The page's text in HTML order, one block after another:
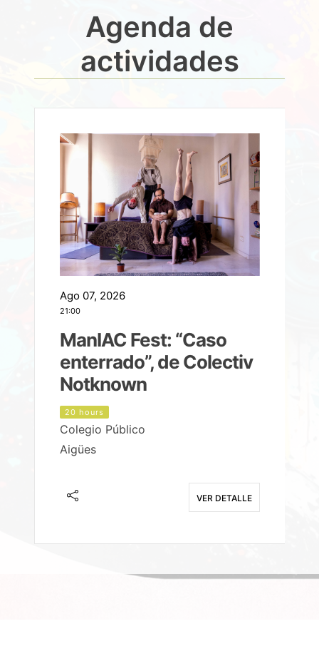
Agenda de
actividades
Ago 07, 2026
21:00
ManIAC Fest: “Caso
enterrado”, de Colectiv
Notknown
20 hours
Colegio Público
Aigües
VER DETALLE